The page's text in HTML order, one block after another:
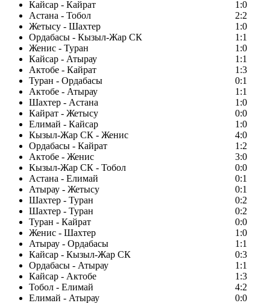
Кайсар - Кайрат
1:0
Астана - Тобол
2:2
Жетысу - Шахтер
1:0
Ордабасы - Кызыл-Жар СК
1:1
Женис - Туран
1:0
Кайсар - Атырау
1:1
Актобе - Кайрат
1:3
Туран - Ордабасы
0:1
Актобе - Атырау
1:1
Шахтер - Астана
1:0
Кайрат - Жетысу
0:0
Елимай - Кайсар
1:0
Кызыл-Жар СК - Женис
4:0
Ордабасы - Кайрат
1:2
Актобе - Женис
3:0
Кызыл-Жар СК - Тобол
0:0
Астана - Елимай
0:1
Атырау - Жетысу
0:1
Шахтер - Туран
0:2
Шахтер - Туран
0:2
Туран - Кайрат
0:0
Женис - Шахтер
1:0
Атырау - Ордабасы
1:1
Кайсар - Кызыл-Жар СК
0:3
Ордабасы - Атырау
1:1
Кайсар - Актобе
1:3
Тобол - Елимай
4:2
Елимай - Атырау
0:0